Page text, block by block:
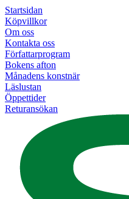
Startsidan
Köpvillkor
Om oss
Kontakta oss
Författarprogram
Bokens afton
Månadens konstnär
Läslustan
Öppettider
Returansökan